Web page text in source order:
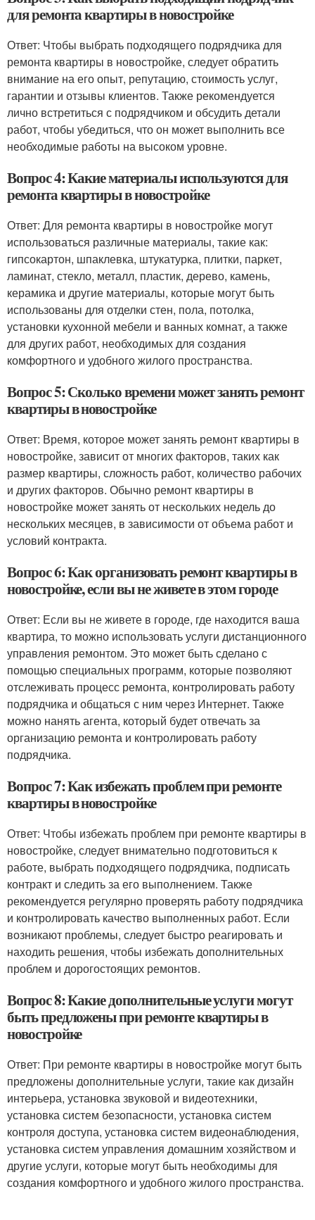
для ремонта квартиры в новостройке
Ответ: Чтобы выбрать подходящего подрядчика для
ремонта квартиры в новостройке, следует обратить
внимание на его опыт, репутацию, стоимость услуг,
гарантии и отзывы клиентов. Также рекомендуется
лично встретиться с подрядчиком и обсудить детали
работ, чтобы убедиться, что он может выполнить все
необходимые работы на высоком уровне.
Вопрос 4: Какие материалы используются для
ремонта квартиры в новостройке
Ответ: Для ремонта квартиры в новостройке могут
использоваться различные материалы, такие как:
гипсокартон, шпаклевка, штукатурка, плитки, паркет,
ламинат, стекло, металл, пластик, дерево, камень,
керамика и другие материалы, которые могут быть
использованы для отделки стен, пола, потолка,
установки кухонной мебели и ванных комнат, а также
для других работ, необходимых для создания
комфортного и удобного жилого пространства.
Вопрос 5: Сколько времени может занять ремонт
квартиры в новостройке
Ответ: Время, которое может занять ремонт квартиры в
новостройке, зависит от многих факторов, таких как
размер квартиры, сложность работ, количество рабочих
и других факторов. Обычно ремонт квартиры в
новостройке может занять от нескольких недель до
нескольких месяцев, в зависимости от объема работ и
условий контракта.
Вопрос 6: Как организовать ремонт квартиры в
новостройке, если вы не живете в этом городе
Ответ: Если вы не живете в городе, где находится ваша
квартира, то можно использовать услуги дистанционного
управления ремонтом. Это может быть сделано с
помощью специальных программ, которые позволяют
отслеживать процесс ремонта, контролировать работу
подрядчика и общаться с ним через Интернет. Также
можно нанять агента, который будет отвечать за
организацию ремонта и контролировать работу
подрядчика.
Вопрос 7: Как избежать проблем при ремонте
квартиры в новостройке
Ответ: Чтобы избежать проблем при ремонте квартиры в
новостройке, следует внимательно подготовиться к
работе, выбрать подходящего подрядчика, подписать
контракт и следить за его выполнением. Также
рекомендуется регулярно проверять работу подрядчика
и контролировать качество выполненных работ. Если
возникают проблемы, следует быстро реагировать и
находить решения, чтобы избежать дополнительных
проблем и дорогостоящих ремонтов.
Вопрос 8: Какие дополнительные услуги могут
быть предложены при ремонте квартиры в
новостройке
Ответ: При ремонте квартиры в новостройке могут быть
предложены дополнительные услуги, такие как дизайн
интерьера, установка звуковой и видеотехники,
установка систем безопасности, установка систем
контроля доступа, установка систем видеонаблюдения,
установка систем управления домашним хозяйством и
другие услуги, которые могут быть необходимы для
создания комфортного и удобного жилого пространства.